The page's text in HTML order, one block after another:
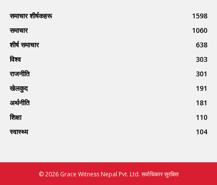
समाचार शीर्षकहरू
1598
समाचार
1060
शीर्ष समाचार
638
विश्व
303
राजनीति
301
खेलकुद
191
अर्थनीति
181
शिक्षा
110
स्वास्थ्य
104
© 2026 Grace Witness Nepal Pvt. Ltd. सर्वाधिकार सुरक्षित